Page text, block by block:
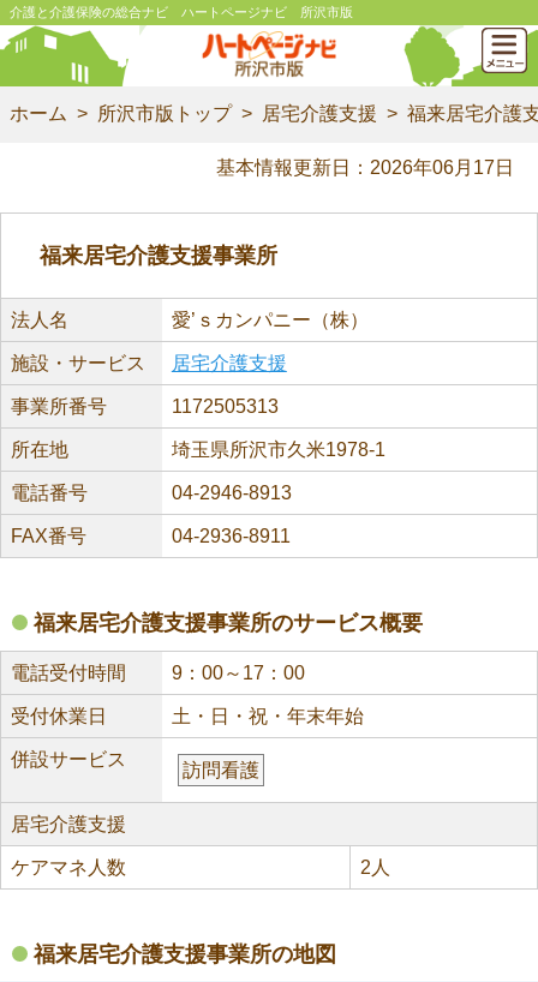
介護と介護保険の総合ナビ ハートページナビ 所沢市版
ホーム 所沢市版トップ 居宅介護支援 福来居宅介護
基本情報更新日：2026年06月17日
福来居宅介護支援事業所
法人名 愛’ｓカンパニー（株）
施設・サービス 居宅介護支援
事業所番号 1172505313
所在地 埼玉県所沢市久米1978-1
電話番号 04-2946-8913
FAX番号 04-2936-8911
福来居宅介護支援事業所のサービス概要
電話受付時間 9：00～17：00
受付休業日 土・日・祝・年末年始
併設サービス
訪問看護
居宅介護支援
ケアマネ人数 2人
福来居宅介護支援事業所の地図